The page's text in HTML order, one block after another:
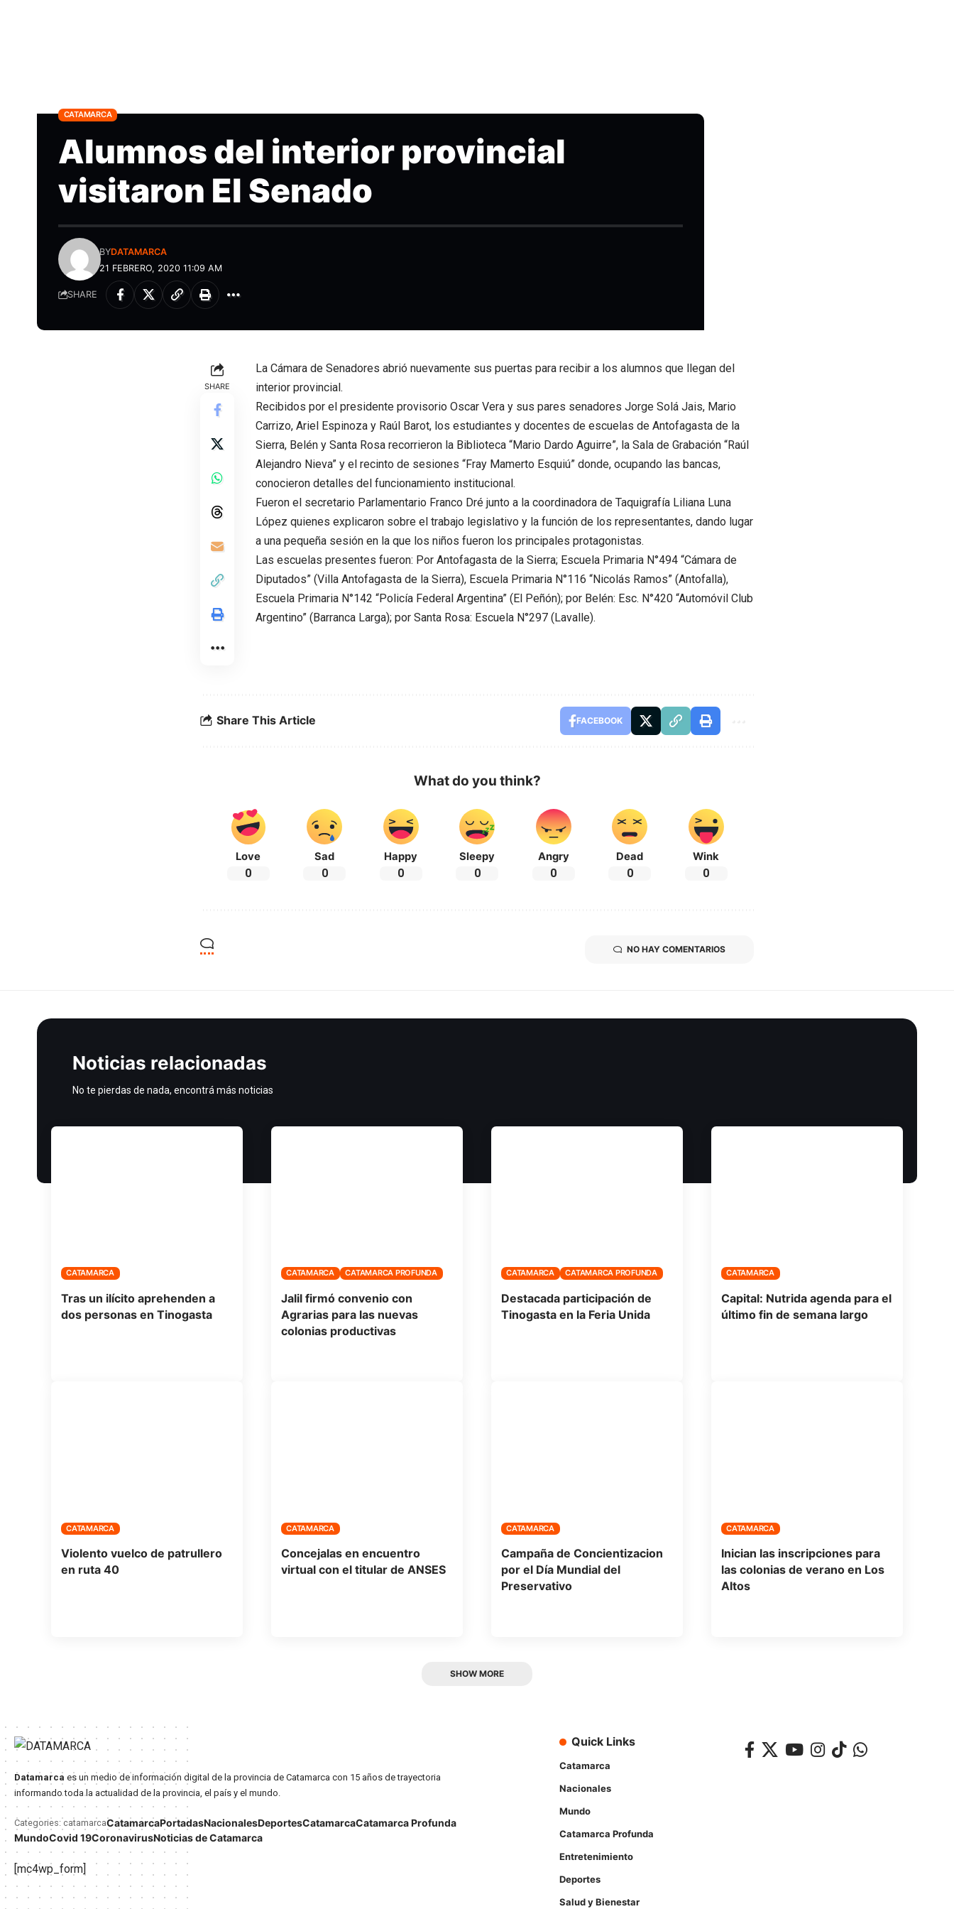
CATAMARCA
Alumnos del interior provincial
visitaron El Senado
21 FEBRERO, 2020 11:09 AM
BYDATAMARCA
SHARE
SHARE
La Cámara de Senadores abrió nuevamente sus puertas para recibir a los alumnos que llegan del
interior provincial.
Recibidos por el presidente provisorio Oscar Vera y sus pares senadores Jorge Solá Jais, Mario
Carrizo, Ariel Espinoza y Raúl Barot, los estudiantes y docentes de escuelas de Antofagasta de la
Sierra, Belén y Santa Rosa recorrieron la Biblioteca “Mario Dardo Aguirre”, la Sala de Grabación “Raúl
Alejandro Nieva” y el recinto de sesiones “Fray Mamerto Esquiú” donde, ocupando las bancas,
conocieron detalles del funcionamiento institucional.
Fueron el secretario Parlamentario Franco Dré junto a la coordinadora de Taquigrafía Liliana Luna
López quienes explicaron sobre el trabajo legislativo y la función de los representantes, dando lugar
a una pequeña sesión en la que los niños fueron los principales protagonistas.
Las escuelas presentes fueron: Por Antofagasta de la Sierra; Escuela Primaria N°494 “Cámara de
Diputados” (Villa Antofagasta de la Sierra), Escuela Primaria N°116 “Nicolás Ramos” (Antofalla),
Escuela Primaria N°142 “Policía Federal Argentina” (El Peñón); por Belén: Esc. N°420 “Automóvil Club
Argentino” (Barranca Larga); por Santa Rosa: Escuela N°297 (Lavalle).
Share This Article FACEBOOK
What do you think?
Love
0
Sad
0
Happy
0
Sleepy
0
Angry
0
Dead
0
Wink
0
NO HAY COMENTARIOS
Noticias relacionadas
No te pierdas de nada, encontrá más noticias
CATAMARCA
Tras un ilícito aprehenden a
dos personas en Tinogasta
CATAMARCA CATAMARCA PROFUNDA
Jalil firmó convenio con
Agrarias para las nuevas
colonias productivas
CATAMARCA CATAMARCA PROFUNDA
Destacada participación de
Tinogasta en la Feria Unida
CATAMARCA
Capital: Nutrida agenda para el
último fin de semana largo
CATAMARCA
Violento vuelco de patrullero
en ruta 40
CATAMARCA
Concejalas en encuentro
virtual con el titular de ANSES
CATAMARCA
Campaña de Concientizacion
por el Día Mundial del
Preservativo
CATAMARCA
Inician las inscripciones para
las colonias de verano en Los
Altos
SHOW MORE
Datamarca es un medio de información digital de la provincia de Catamarca con 15 años de trayectoria
informando toda la actualidad de la provincia, el país y el mundo.
Categories: catamarcaCatamarcaPortadasNacionalesDeportesCatamarcaCatamarca Profunda
MundoCovid 19CoronavirusNoticias de Catamarca
[mc4wp_form]
Quick Links
Catamarca
Nacionales
Mundo
Catamarca Profunda
Entretenimiento
Deportes
Salud y Bienestar